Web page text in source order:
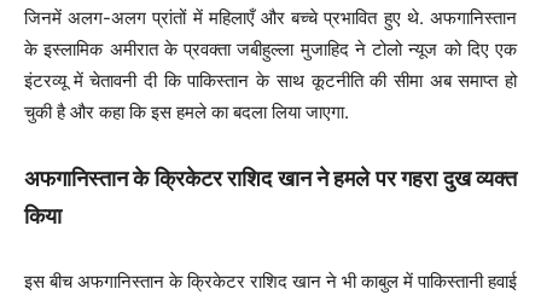
जिनमें अलग-अलग प्रांतों में महिलाएँ और बच्चे प्रभावित हुए थे. अफगानिस्तान
के इस्लामिक अमीरात के प्रवक्ता जबीहुल्ला मुजाहिद ने टोलो न्यूज को दिए एक
इंटरव्यू में चेतावनी दी कि पाकिस्तान के साथ कूटनीति की सीमा अब समाप्त हो
चुकी है और कहा कि इस हमले का बदला लिया जाएगा.
अफगानिस्तान के क्रिकेटर राशिद खान ने हमले पर गहरा दुख व्यक्त
किया
इस बीच अफगानिस्तान के क्रिकेटर राशिद खान ने भी काबुल में पाकिस्तानी हवाई